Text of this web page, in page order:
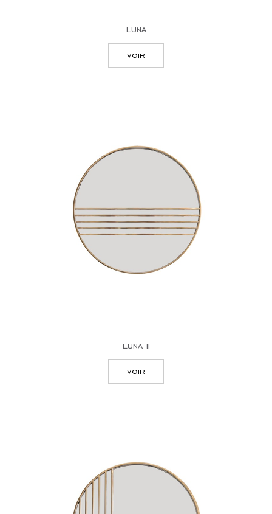
luna
voir
luna ii
voir